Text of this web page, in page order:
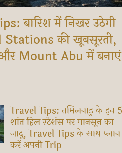
बारिश में निखर उठेगी
की खूबसूरती,
Mount Abu में बनाएं
Travel Tips: तमिलनाडु के इन 5
शांत हिल स्टेशंस पर मानसून का
जादू, Travel Tips के साथ प्लान
करें अपनी Trip